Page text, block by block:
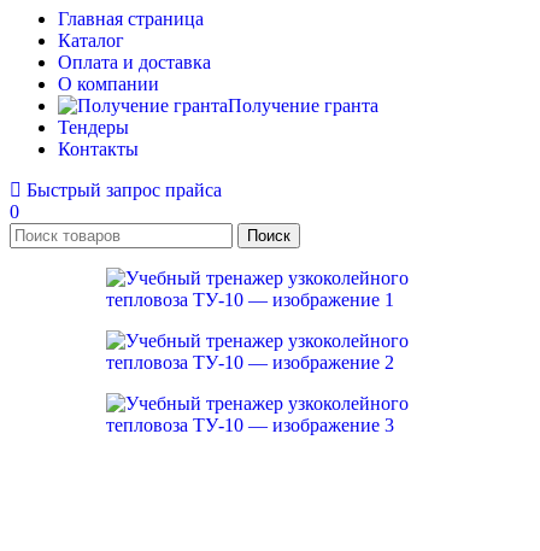
Главная страница
Каталог
Оплата и доставка
О компании
Получение гранта
Тендеры
Контакты
Быстрый запрос прайса
0
Поиск